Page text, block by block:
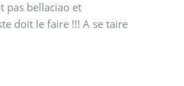
pas bellaciao et
doit le faire !!! A se taire